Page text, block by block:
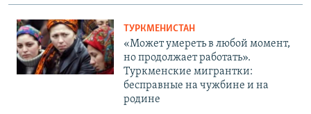
ТУРКМЕНИСТАН
«Может умереть в любой момент,
но продолжает работать».
Туркменские мигрантки:
бесправные на чужбине и на
родине